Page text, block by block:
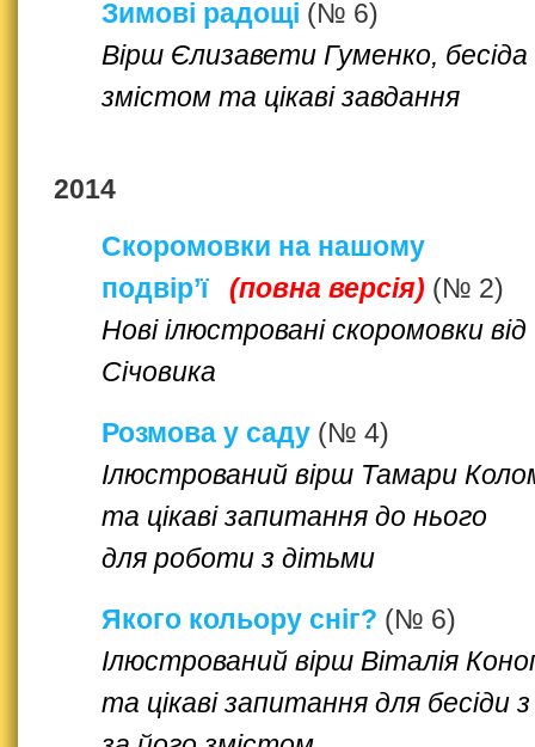
Зимові радощі (№ 6)
Вірш Єлизавети Гуменко, бесіда
змістом та цікаві завдання
2014
Скоромовки на нашому
подвір’ї
(повна версія) (№ 2)
Нові ілюстровані скоромовки від
Січовика
Розмова у саду (№ 4)
Ілюстрований вірш Тамари
та цікаві запитання до нього
для роботи з дітьми
Якого кольору сніг? (№ 6)
Ілюстрований вірш Віталія
та цікаві запитання для бесіди